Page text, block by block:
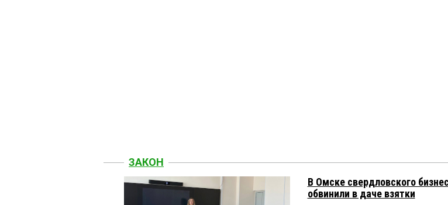
ЗАКОН
В Омске свердловского
обвинили в даче взятки